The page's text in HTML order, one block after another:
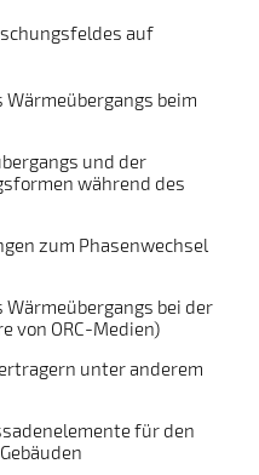
auf
beim
und der
während des
zum Phasenwechsel
bei der
von ORC-Medien)
unter anderem
für den